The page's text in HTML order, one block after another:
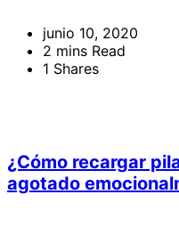
junio 10, 2020
2 mins Read
1 Shares
¿Cómo recargar
agotado